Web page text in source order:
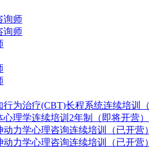
询师
询师
行为治疗(CBT)长程系统连续培训
心理学连续培训2年制（即将开营）
动力学心理咨询连续培训（已开营）
动力学心理咨询连续培训（已开营）